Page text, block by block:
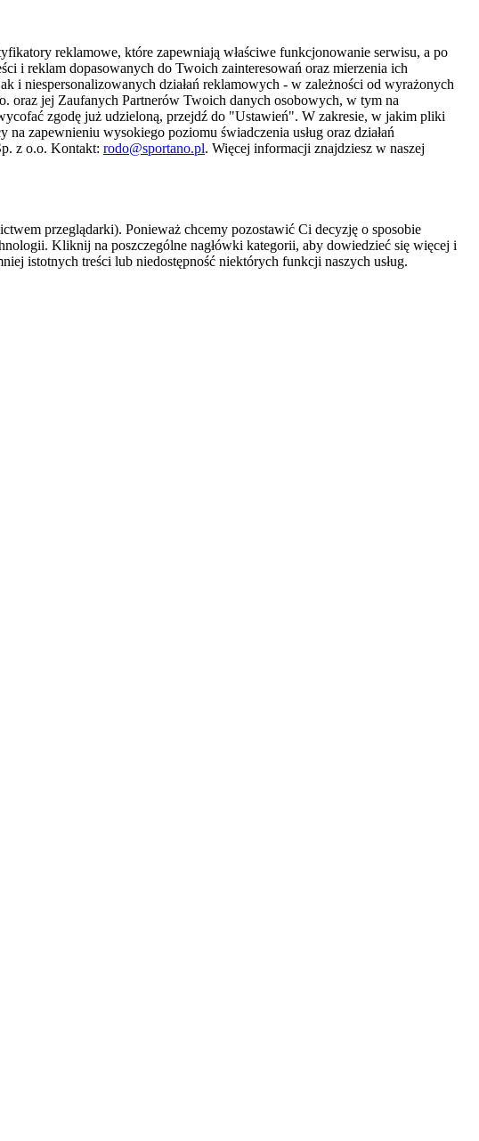
reklamowe, które zapewniają właściwe funkcjonowanie serwisu, a po
i reklam dopasowanych do Twoich zainteresowań oraz mierzenia ich
i niespersonalizowanych działań reklamowych - w zależności od wyrażonych
oraz jej Zaufanych Partnerów Twoich danych osobowych, w tym na
zgodę już udzieloną, przejdź do "Ustawień". W zakresie, w jakim pliki
zapewnieniu wysokiego poziomu świadczenia usług oraz działań
z o.o. Kontakt: rodo@sportano.pl. Więcej informacji znajdziesz w naszej
przeglądarki). Ponieważ chcemy pozostawić Ci decyzję o sposobie
Kliknij na poszczególne nagłówki kategorii, aby dowiedzieć się więcej i
istotnych treści lub niedostępność niektórych funkcji naszych usług.